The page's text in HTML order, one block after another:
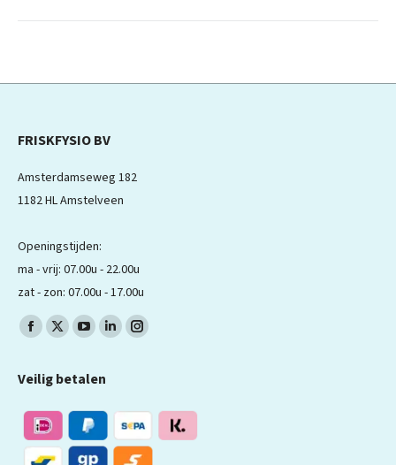
FRISKFYSIO BV
Amsterdamseweg 182
1182 HL Amstelveen
Openingstijden:
ma - vrij: 07.00u - 22.00u
zat - zon: 07.00u - 17.00u
Volg ons op:
Facebook
wordt
geopend
in
een
X
wordt
geopend
een
YouTube
wordt
geopend
in
een
LinkedIn
een
Instagram
in
een
Veilig betalen